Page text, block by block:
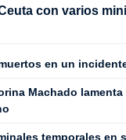
con varios
en un
Machado
temporales